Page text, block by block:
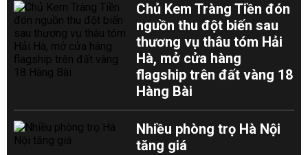
Chủ Kem Tràng Tiền đón
nguồn thu đột biến sau
thương vụ thâu tóm Hải
Hà, mở cửa hàng
flagship trên đất vàng 18
Hàng Bài
Nhiều phòng trọ Hà Nội
tăng giá